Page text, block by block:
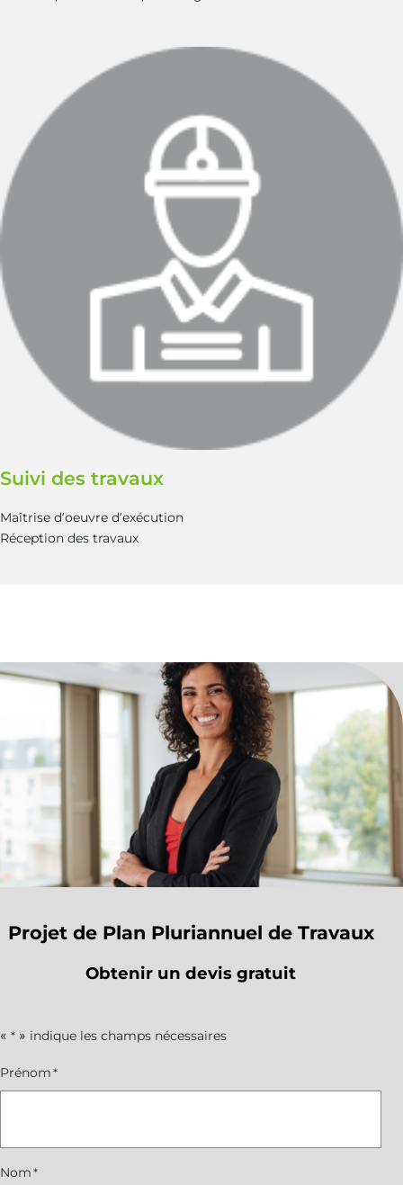
Suivi des travaux
Maîtrise d’oeuvre d’exécution
Réception des travaux
Projet de Plan Pluriannuel de Travaux
Obtenir un devis gratuit
« * » indique les champs nécessaires
Prénom*
Nom*